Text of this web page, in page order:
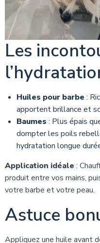
Les
Huiles pour barbe :
apportent brillance et
Baumes : Plus épais
dompter les poils
hydratation longue
Application idéale :
produit entre vos mains,
votre barbe et votre peau.
Astuce
Appliquez une huile avant